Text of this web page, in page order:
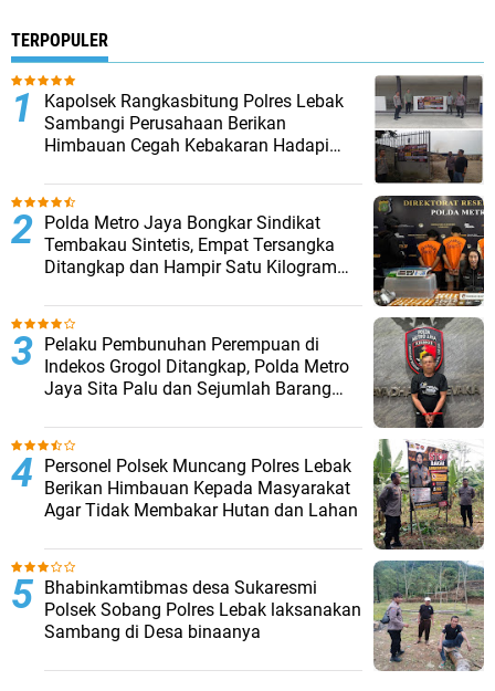
TERPOPULER
Kapolsek Rangkasbitung Polres Lebak
Sambangi Perusahaan Berikan
Himbauan Cegah Kebakaran Hadapi
‎Polda Metro Jaya Bongkar Sindikat
Tembakau Sintetis, Empat Tersangka
Ditangkap dan Hampir Satu Kilogram
Pelaku Pembunuhan Perempuan di
Indekos Grogol Ditangkap, Polda Metro
Jaya Sita Palu dan Sejumlah Barang
Personel Polsek Muncang Polres Lebak
Berikan Himbauan Kepada Masyarakat
Agar Tidak Membakar Hutan dan Lahan
Bhabinkamtibmas desa Sukaresmi
Polsek Sobang Polres Lebak laksanakan
Sambang di Desa binaanya